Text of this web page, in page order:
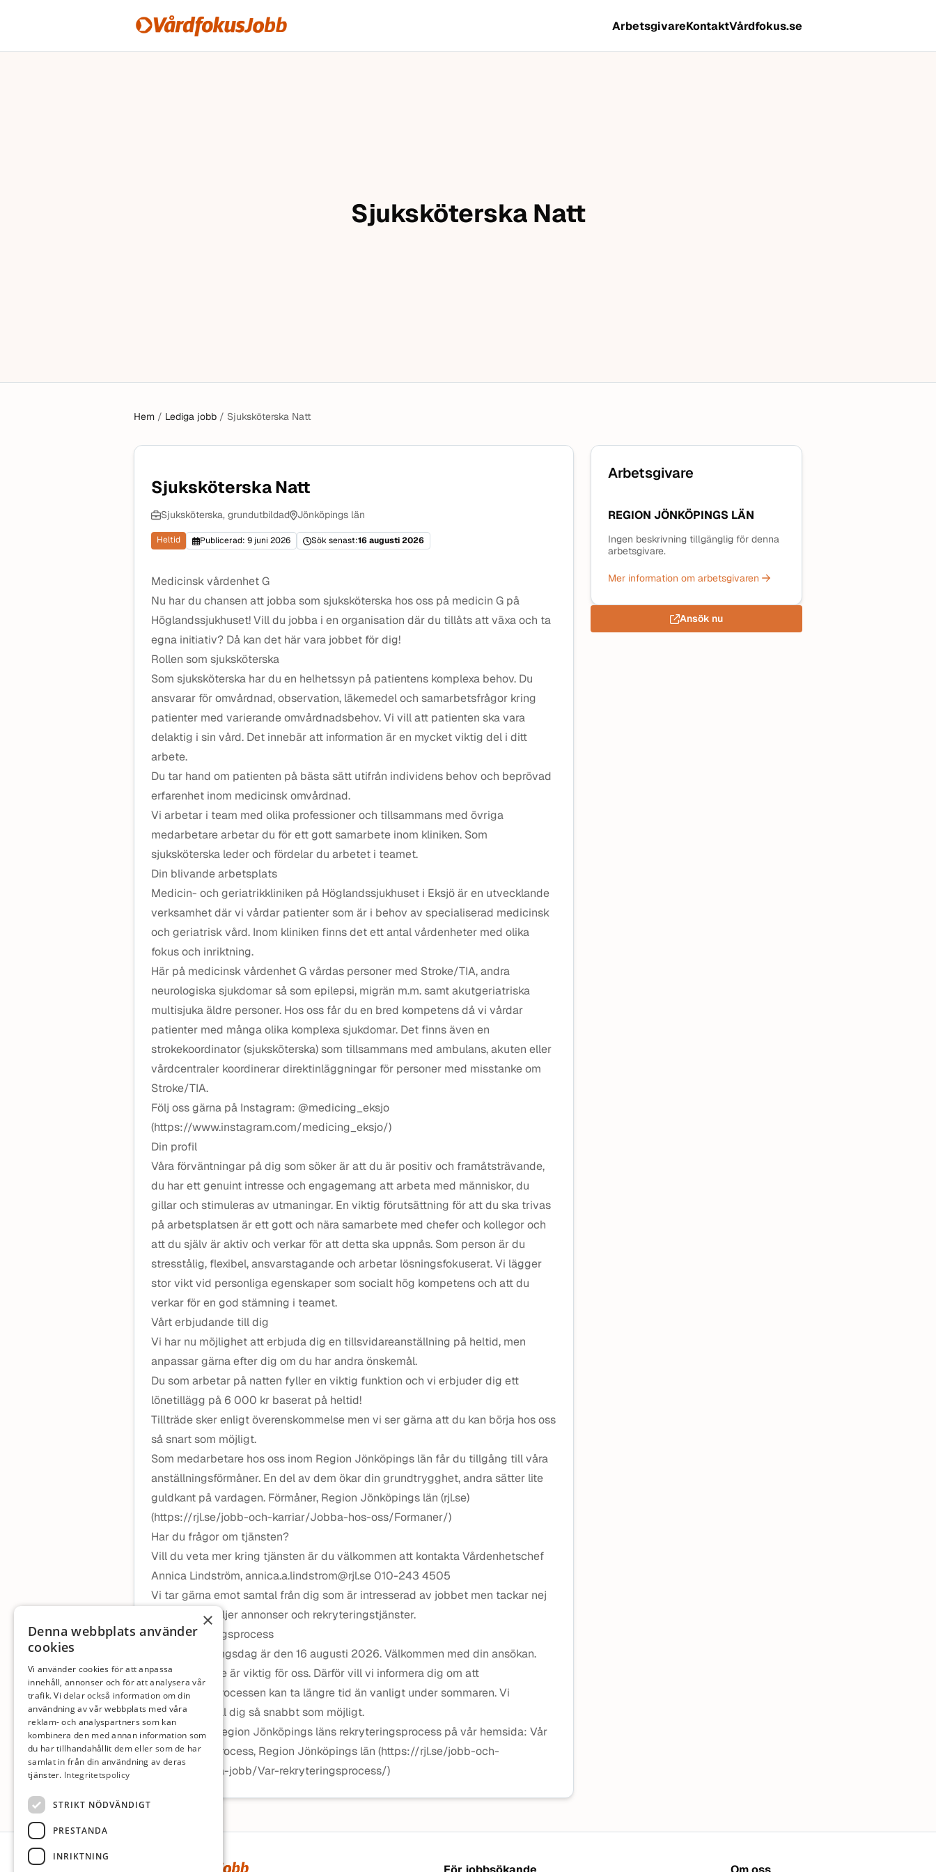
Hoppa till innehåll
Vårdfokusjobb ArbetsgivareKontaktVårdfokus.se
Sjuksköterska Natt
Hem / Lediga jobb / Sjuksköterska Natt
Sjuksköterska Natt
Sjuksköterska, grundutbildad Jönköpings län
Heltid Publicerad: 9 juni 2026 Sök senast:16 augusti 2026
Medicinsk vårdenhet G
Nu har du chansen att jobba som sjuksköterska hos oss på medicin G på
Höglandssjukhuset! Vill du jobba i en organisation där du tillåts att växa och ta
egna initiativ? Då kan det här vara jobbet för dig!
Rollen som sjuksköterska
Som sjuksköterska har du en helhetssyn på patientens komplexa behov. Du
ansvarar för omvårdnad, observation, läkemedel och samarbetsfrågor kring
patienter med varierande omvårdnadsbehov. Vi vill att patienten ska vara
delaktig i sin vård. Det innebär att information är en mycket viktig del i ditt
arbete.
Du tar hand om patienten på bästa sätt utifrån individens behov och beprövad
erfarenhet inom medicinsk omvårdnad.
Vi arbetar i team med olika professioner och tillsammans med övriga
medarbetare arbetar du för ett gott samarbete inom kliniken. Som
sjuksköterska leder och fördelar du arbetet i teamet.
Din blivande arbetsplats
Medicin- och geriatrikkliniken på Höglandssjukhuset i Eksjö är en utvecklande
verksamhet där vi vårdar patienter som är i behov av specialiserad medicinsk
och geriatrisk vård. Inom kliniken finns det ett antal vårdenheter med olika
fokus och inriktning.
Här på medicinsk vårdenhet G vårdas personer med Stroke/TIA, andra
neurologiska sjukdomar så som epilepsi, migrän m.m. samt akutgeriatriska
multisjuka äldre personer. Hos oss får du en bred kompetens då vi vårdar
patienter med många olika komplexa sjukdomar. Det finns även en
strokekoordinator (sjuksköterska) som tillsammans med ambulans, akuten eller
vårdcentraler koordinerar direktinläggningar för personer med misstanke om
Stroke/TIA.
Följ oss gärna på Instagram: @medicing_eksjo
(https://www.instagram.com/medicing_eksjo/)
Din profil
Våra förväntningar på dig som söker är att du är positiv och framåtsträvande,
du har ett genuint intresse och engagemang att arbeta med människor, du
gillar och stimuleras av utmaningar. En viktig förutsättning för att du ska trivas
på arbetsplatsen är ett gott och nära samarbete med chefer och kollegor och
att du själv är aktiv och verkar för att detta ska uppnås. Som person är du
stresstålig, flexibel, ansvarstagande och arbetar lösningsfokuserat. Vi lägger
stor vikt vid personliga egenskaper som socialt hög kompetens och att du
verkar för en god stämning i teamet.
Vårt erbjudande till dig
Vi har nu möjlighet att erbjuda dig en tillsvidareanställning på heltid, men
anpassar gärna efter dig om du har andra önskemål.
Du som arbetar på natten fyller en viktig funktion och vi erbjuder dig ett
lönetillägg på 6 000 kr baserat på heltid!
Tillträde sker enligt överenskommelse men vi ser gärna att du kan börja hos oss
så snart som möjligt.
Som medarbetare hos oss inom Region Jönköpings län får du tillgång till våra
anställningsförmåner. En del av dem ökar din grundtrygghet, andra sätter lite
guldkant på vardagen. Förmåner, Region Jönköpings län (rjl.se)
(https://rjl.se/jobb-och-karriar/Jobba-hos-oss/Formaner/)
Har du frågor om tjänsten?
Vill du veta mer kring tjänsten är du välkommen att kontakta Vårdenhetschef
Annica Lindström, annica.a.lindstrom@rjl.se 010-243 4505
Vi tar gärna emot samtal från dig som är intresserad av jobbet men tackar nej
till dig som säljer annonser och rekryteringstjänster.
Vår rekryteringsprocess
Sista ansökningsdag är den 16 augusti 2026. Välkommen med din ansökan.
Din upplevelse är viktig för oss. Därför vill vi informera dig om att
rekryteringsprocessen kan ta längre tid än vanligt under sommaren. Vi
återkopplar till dig så snabbt som möjligt.
Läs mer om Region Jönköpings läns rekryteringsprocess på vår hemsida: Vår
rekryteringsprocess, Region Jönköpings län (https://rjl.se/jobb-och-
karriar/Lediga-jobb/Var-rekryteringsprocess/)
Arbetsgivare
REGION JÖNKÖPINGS LÄN
Ingen beskrivning tillgänglig för denna
arbetsgivare.
Mer information om arbetsgivaren
Ansök nu
Sidfot
×
Denna webbplats använder
cookies
Vi använder cookies för att anpassa
innehåll, annonser och för att analysera vår
trafik. Vi delar också information om din
användning av vår webbplats med våra
reklam- och analyspartners som kan
kombinera den med annan information som
du har tillhandahållit dem eller som de har
samlat in från din användning av deras
tjänster. Integritetspolicy
STRIKT NÖDVÄNDIGT
PRESTANDA
INRIKTNING